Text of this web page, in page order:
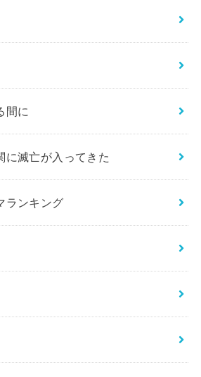
間に
に滅亡が入ってきた
ランキング